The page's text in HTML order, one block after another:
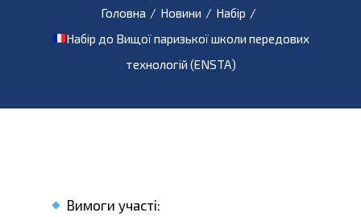
Головна / Новини / Набір /
Набір до Вищої паризької школи передових
технологій (ENSTA)
Вимоги участі: